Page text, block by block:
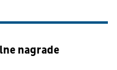
nagrade